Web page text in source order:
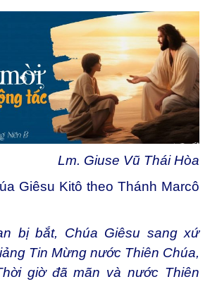
Lm. Giuse Vũ Thái Hòa
Giêsu Kitô theo Thánh Marcô
bị bắt, Chúa Giêsu sang xứ
Tin Mừng nước Thiên Chúa,
giờ đã mãn và nước Thiên